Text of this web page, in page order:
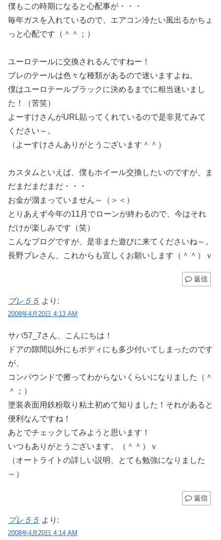
僕もこの時期になると心配事が・・・
毎年ガスを入れているので、エアコン冷たい風出るかちょ
っと心配です（＾＾；）
ユーロテールに交換されるんですねー！
ブレのテールは色々な種類があるので迷いますよね。
僕はユーロテールブラックに決めるまでに相当迷いまし
た！（苦笑）
よーすけさんがURL貼ってくれているので是非見てみて
ください～。
（よーすけさんありがとうございます＾＾）
カスタムといえば、僕もホイール交換したいのですが、ま
だまだまだまだ・・・
お金が溜まっていません～（＞＜）
とりあえず今年の11月でローンが終わるので、今はそれ
だけが楽しみです（笑）
こんなブログですが、是非また遊びに来てくださいね～。
長野ブレさん、これからも宜しくお願いします（＾＾）ｖ
返信
ブレ５５ より:
2008年4月20日 4:13 AM
サバ57_7さん、こんにちは！
ドアの隙間以外にもボディにも多少付いてしまったのです
が、
コンパウンドで擦ってわからないくらいになりました（＾
＾；）
塗装表面用鉄粉取り粘土初めて知りました！それがあると
便利なんですね！
あとでチェックしてみようと思います！
いつもありがとうございます。（＾＾）ｖ
（オートライトの詳しい説明、とても勉強になりました
～）
返信
ブレ５５ より:
2008年4月20日 4:14 AM